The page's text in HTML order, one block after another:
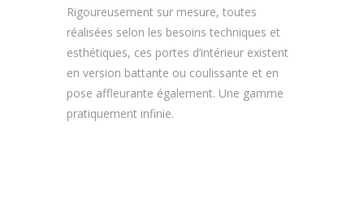
Rigoureusement sur mesure, toutes
réalisées selon les besoins techniques et
esthétiques, ces portes d’intérieur existent
en version battante ou coulissante et en
pose affleurante également. Une gamme
pratiquement infinie.